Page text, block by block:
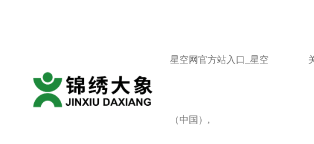
星空网官方站入口_星空
（中国）,